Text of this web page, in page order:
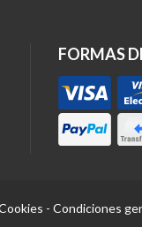
FORMAS
- Condiciones